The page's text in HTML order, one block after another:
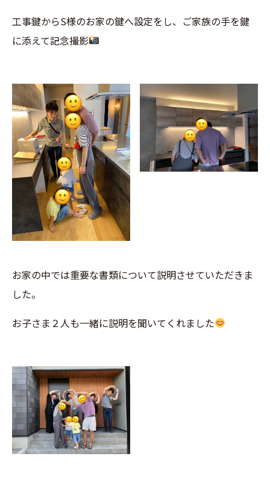
工事鍵からS様のお家の鍵へ設定をし、 ご家族の手を鍵
に添えて記念撮影
お家の中では重要な書類について説明させていただきま
した。
お子さま２人も一緒に説明を聞いてくれました